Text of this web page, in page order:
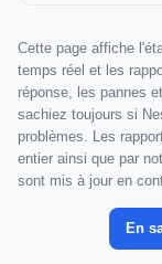
Cette page affiche
temps réel et les
réponse, les pannes
sachiez toujours si
problèmes. Les
entier ainsi que par
sont mis à jour en
En